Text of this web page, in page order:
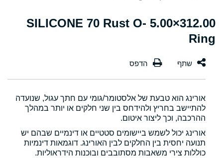
312.00×5.00 SILICONE 70 Rust O-
Ring
אורינג הוא טבעת של אלסטומר/גומי עם חתך עגול, שנועדה
להתיישב בחריץ ולהידחס בין שני חלקים או יותר במהלך
ההרכבה, וכך ליצור איטום.
אורינג יכול לשמש ביישומים סטטיים או דינמיים שבהם יש
תנועה יחסית בין החלקים לבין האורינג. דוגמאות דינמיות
כוללות צירי משאבות מסתובבים ובוכנות הידראוליות.